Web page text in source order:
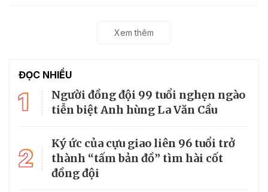
Xem thêm
ĐỌC NHIỀU
1
Người đồng đội 99 tuổi nghẹn ngào
tiễn biệt Anh hùng La Văn Cầu
2
Ký ức của cựu giao liên 96 tuổi trở
thành “tấm bản đồ” tìm hài cốt
đồng đội